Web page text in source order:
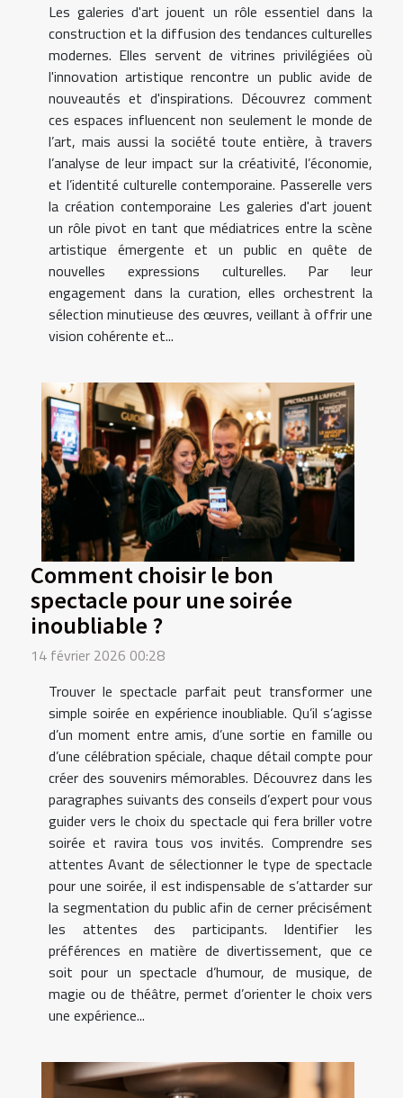
Les galeries d'art jouent un rôle essentiel dans la
construction et la diffusion des tendances culturelles
modernes. Elles servent de vitrines privilégiées où
l'innovation artistique rencontre un public avide de
nouveautés et d'inspirations. Découvrez comment
ces espaces influencent non seulement le monde de
l’art, mais aussi la société toute entière, à travers
l’analyse de leur impact sur la créativité, l’économie,
et l’identité culturelle contemporaine. Passerelle vers
la création contemporaine Les galeries d'art jouent
un rôle pivot en tant que médiatrices entre la scène
artistique émergente et un public en quête de
nouvelles expressions culturelles. Par leur
engagement dans la curation, elles orchestrent la
sélection minutieuse des œuvres, veillant à offrir une
vision cohérente et...
Comment choisir le bon
spectacle pour une soirée
inoubliable ?
14 février 2026 00:28
Trouver le spectacle parfait peut transformer une
simple soirée en expérience inoubliable. Qu’il s’agisse
d’un moment entre amis, d’une sortie en famille ou
d’une célébration spéciale, chaque détail compte pour
créer des souvenirs mémorables. Découvrez dans les
paragraphes suivants des conseils d’expert pour vous
guider vers le choix du spectacle qui fera briller votre
soirée et ravira tous vos invités. Comprendre ses
attentes Avant de sélectionner le type de spectacle
pour une soirée, il est indispensable de s’attarder sur
la segmentation du public afin de cerner précisément
les attentes des participants. Identifier les
préférences en matière de divertissement, que ce
soit pour un spectacle d’humour, de musique, de
magie ou de théâtre, permet d’orienter le choix vers
une expérience...